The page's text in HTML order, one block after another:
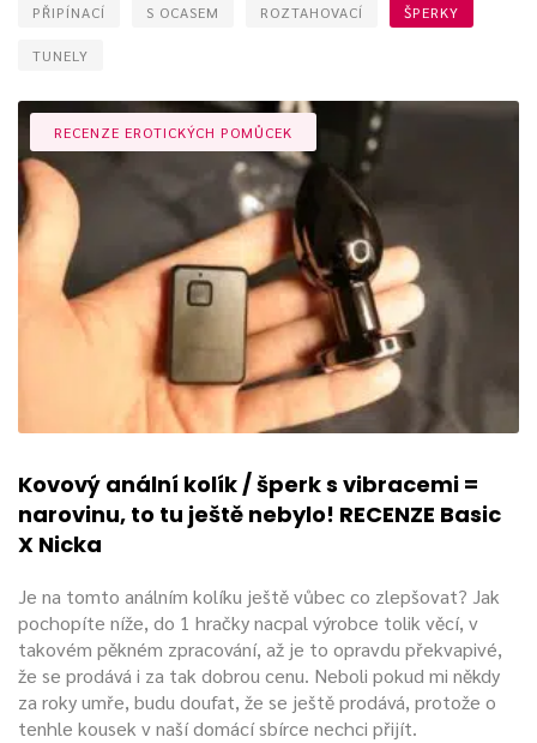
PŘIPÍNACÍ S OCASEM ROZTAHOVACÍ ŠPERKY
TUNELY
RECENZE EROTICKÝCH POMŮCEK
Kovový anální kolík / šperk s vibracemi =
narovinu, to tu ještě nebylo! RECENZE Basic
X Nicka
Je na tomto análním kolíku ještě vůbec co zlepšovat? Jak
pochopíte níže, do 1 hračky nacpal výrobce tolik věcí, v
takovém pěkném zpracování, až je to opravdu překvapivé,
že se prodává i za tak dobrou cenu. Neboli pokud mi někdy
za roky umře, budu doufat, že se ještě prodává, protože o
tenhle kousek v naší domácí sbírce nechci přijít.